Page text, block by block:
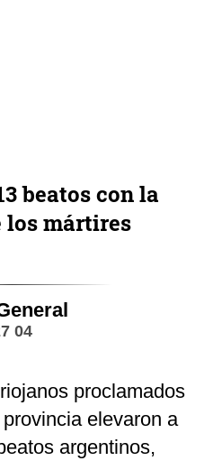
beatos con la
los mártires
04
proclamados
elevaron a
argentinos,